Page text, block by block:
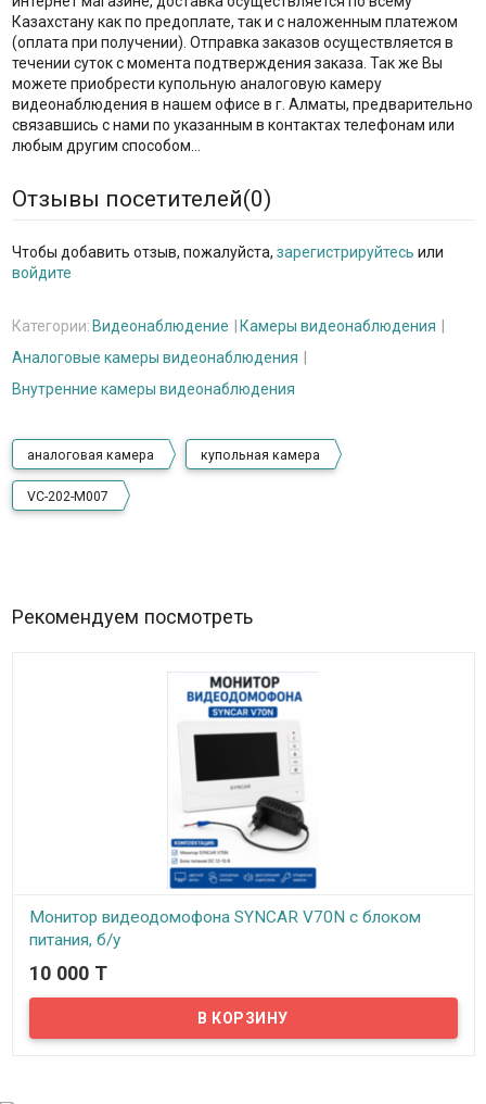
Казахстану как по предоплате, так и с наложенным платежом
(оплата при получении). Отправка заказов осуществляется в
течении суток с момента подтверждения заказа. Так же Вы
можете приобрести купольную аналоговую камеру
видеонаблюдения в нашем офисе в г. Алматы, предварительно
связавшись с нами по указанным в контактах телефонам или
любым другим способом…
Отзывы посетителей(0)
Чтобы добавить отзыв, пожалуйста, зарегистрируйтесь или
войдите
Категории: Видеонаблюдение
Камеры видеонаблюдения
Аналоговые камеры видеонаблюдения
Внутренние камеры видеонаблюдения
аналоговая камера купольная камера
VC-202-M007
Рекомендуем посмотреть
Монитор видеодомофона SYNCAR V70N с блоком
питания, б/у
В наличии
Комплект не включает: Вызывную панель. Крепеж и монтажные
10 000 T